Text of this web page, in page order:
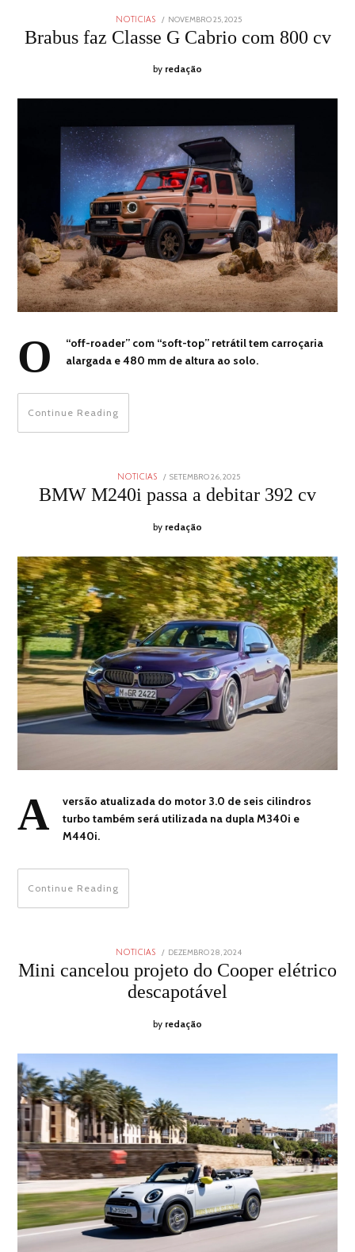
NOTICIAS
POSTED
ON
NOVEMBRO 25, 2025NOVEMBRO
2025
Brabus faz Classe G Cabrio com 800 cv
by redação
O
“off-roader” com “soft-top” retrátil tem carroçaria
alargada e 480 mm de altura ao solo.
Continue Reading
NOTICIAS
POSTED
SETEMBRO 26, 2025SETEMBRO
25,
2025
BMW M240i passa a debitar 392 cv
by redação
A
versão atualizada do motor 3.0 de seis cilindros
turbo também será utilizada na dupla M340i e
M440i.
Continue Reading
NOTICIAS
POSTED
ON
DEZEMBRO 28, 2024DEZEMBRO
2024
Mini cancelou projeto do Cooper elétrico
descapotável
by redação